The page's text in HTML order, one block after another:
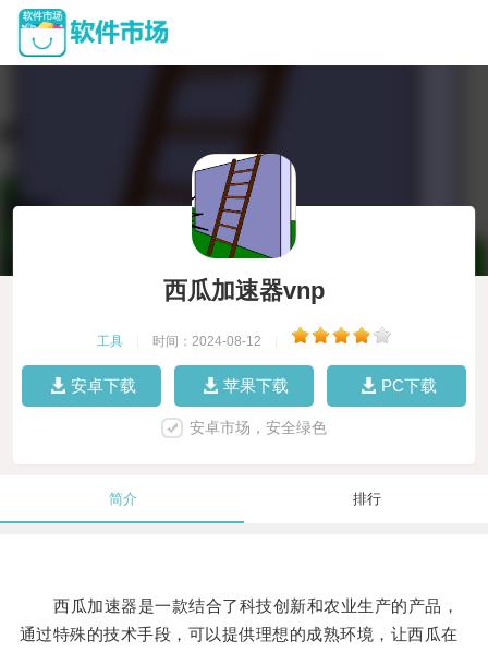
西瓜加速器vnp
工具 时间：2024-08-12
安卓下载 苹果下载 PC下载
安卓市场，安全绿色
简介 排行
西瓜加速器是一款结合了科技创新和农业生产的产品，
通过特殊的技术手段，可以提供理想的成熟环境，让西瓜在